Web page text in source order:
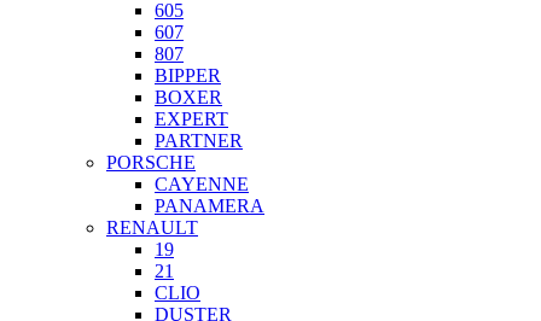
605
607
807
BIPPER
BOXER
EXPERT
PARTNER
PORSCHE
CAYENNE
PANAMERA
RENAULT
19
21
CLIO
DUSTER